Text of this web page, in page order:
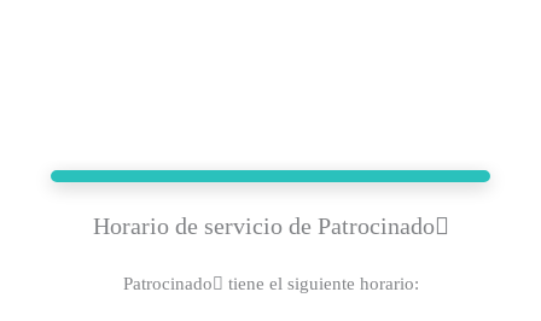
Horario de servicio de Patrocinado
Patrocinado tiene el siguiente horario: